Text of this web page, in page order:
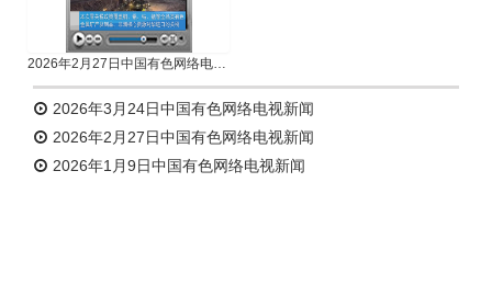
2026年2月27日中国有色网络电视新闻
2026年3月24日中国有色网络电视新闻
2026年2月27日中国有色网络电视新闻
2026年1月9日中国有色网络电视新闻